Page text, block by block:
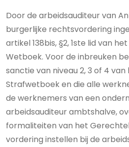
Door de arbeidsauditeur van
burgerlijke rechtsvordering
artikel 138bis, §2, 1ste lid van
Wetboek. Voor de inbreuken
sanctie van niveau 2, 3 of 4 van
Strafwetboek en die alle
de werknemers van een
arbeidsauditeur ambtshalve,
formaliteiten van het
vordering instellen bij de